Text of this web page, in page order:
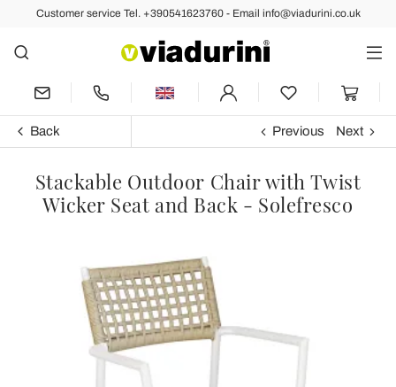
Customer service Tel. +390541623760 - Email info@viadurini.co.uk
Back Previous Next
Stackable Outdoor Chair with Twist
Wicker Seat and Back - Solefresco